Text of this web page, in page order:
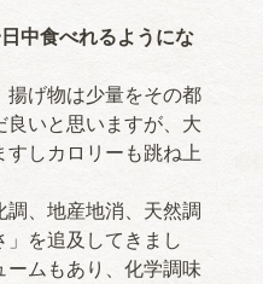
中食べれるようにな
揚げ物は少量をその都
いと思いますが、大
すしカロリーも跳ね上
調、地産地消、天然調
を追及してきまし
ームもあり、化学調味